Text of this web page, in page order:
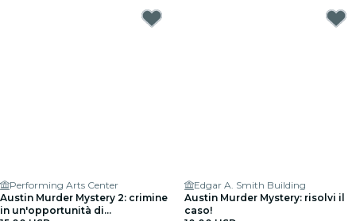
Performing Arts Center
Austin Murder Mystery 2: crimine
in un'opportunità di
Edgar A. Smith Building
Austin Murder Mystery: risolvi il
caso!